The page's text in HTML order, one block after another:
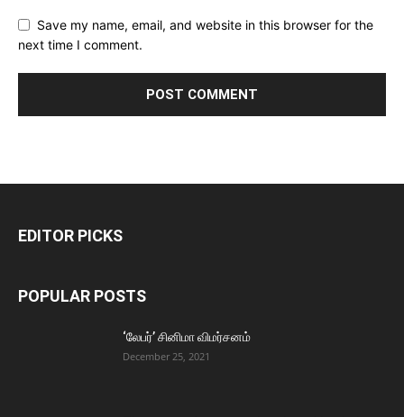
Save my name, email, and website in this browser for the
next time I comment.
EDITOR PICKS
POPULAR POSTS
‘லேபர்’ சினிமா விமர்சனம்
December 25, 2021